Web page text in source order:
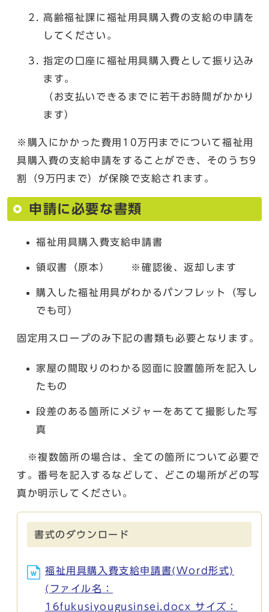
高齢福祉課に福祉用具購入費の支給の申請を
してください。
指定の口座に福祉用具購入費として振り込み
ます。
（お支払いできるまでに若干お時間がかかり
ます）
※購入にかかった費用10万円までについて福祉用
具購入費の支給申請をすることができ、そのうち9
割（9万円まで）が保険で支給されます。
申請に必要な書類
福祉用具購入費支給申請書
領収書（原本） ※確認後、返却します
購入した福祉用具がわかるパンフレット（写し
でも可）
固定用スロープのみ下記の書類も必要となります。
家屋の間取りのわかる図面に設置箇所を記入し
たもの
段差のある箇所にメジャーをあてて撮影した写
真
※複数箇所の場合は、全ての箇所について必要で
す。番号を記入するなどして、どこの場所がどの写
真か明示してください。
書式のダウンロード
福祉用具購入費支給申請書(Word形式)
(ファイル名：
16fukusiyougusinsei.docx サイズ：